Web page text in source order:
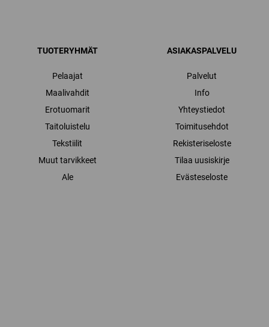
TUOTERYHMÄT
Pelaajat
Maalivahdit
Erotuomarit
Taitoluistelu
Tekstiilit
Muut tarvikkeet
Ale
ASIAKASPALVELU
Palvelut
Info
Yhteystiedot
Toimitusehdot
Rekisteriseloste
Tilaa uusiskirje
Evästeseloste